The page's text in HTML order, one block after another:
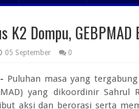
K2 Dompu,
05 September 0
Puluhan masa yang
yang dikoordinir Sahrul
aksi dan berorasi serta